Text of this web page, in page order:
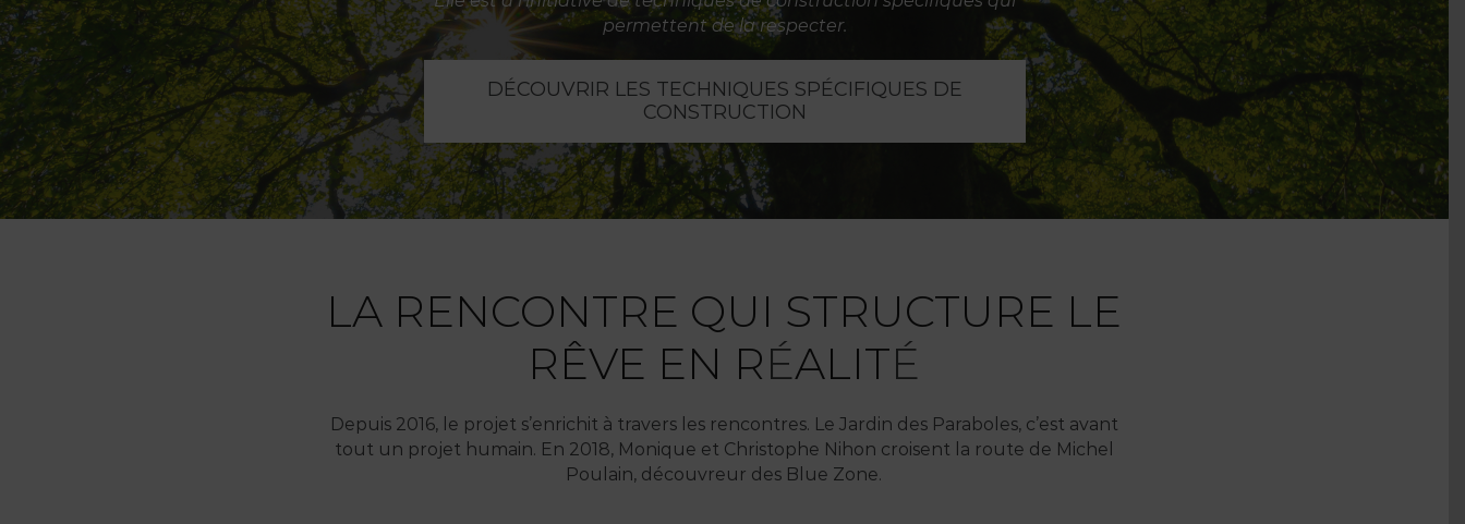
permettent de la respecter.
DÉCOUVRIR LES TECHNIQUES SPÉCIFIQUES DE
CONSTRUCTION
LA RENCONTRE QUI STRUCTURE LE
RÊVE EN RÉALITÉ
Depuis 2016, le projet s’enrichit à travers les rencontres. Le Jardin des Paraboles, c’est avant
tout un projet humain. En 2018, Monique et Christophe Nihon croisent la route de Michel
Poulain, découvreur des Blue Zone.